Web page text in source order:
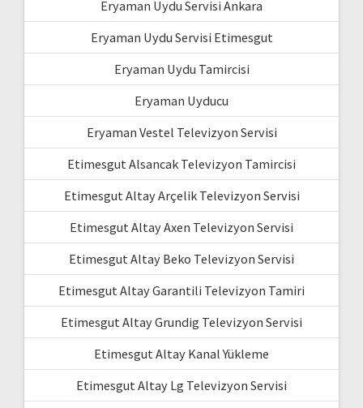
Eryaman Uydu Servisi Ankara
Eryaman Uydu Servisi Etimesgut
Eryaman Uydu Tamircisi
Eryaman Uyducu
Eryaman Vestel Televizyon Servisi
Etimesgut Alsancak Televizyon Tamircisi
Etimesgut Altay Arçelik Televizyon Servisi
Etimesgut Altay Axen Televizyon Servisi
Etimesgut Altay Beko Televizyon Servisi
Etimesgut Altay Garantili Televizyon Tamiri
Etimesgut Altay Grundig Televizyon Servisi
Etimesgut Altay Kanal Yükleme
Etimesgut Altay Lg Televizyon Servisi